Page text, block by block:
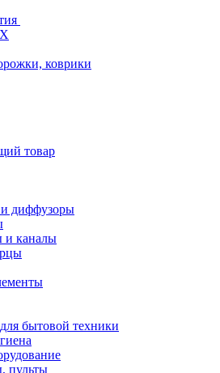
коврики
товар
диффузоры
и каналы
бытовой техники
пульты